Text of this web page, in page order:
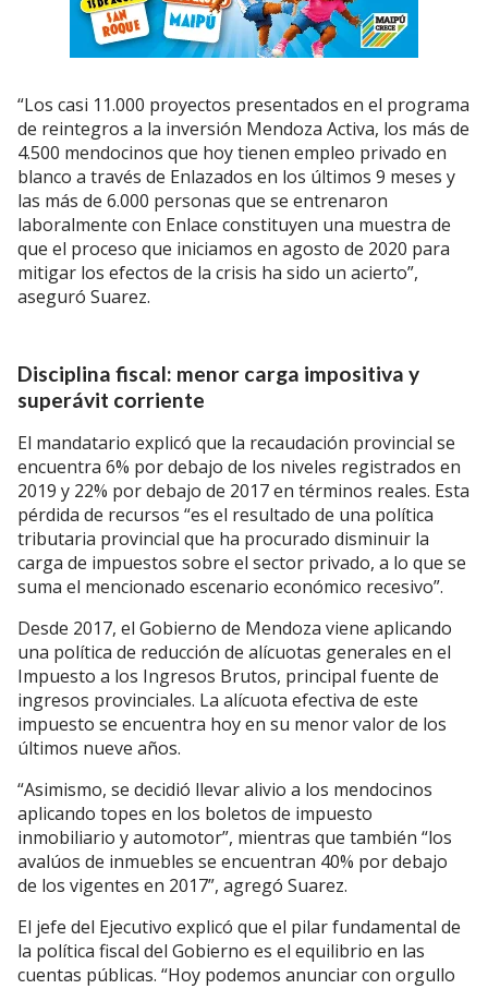
“Los casi 11.000 proyectos presentados en el programa
de reintegros a la inversión Mendoza Activa, los más de
4.500 mendocinos que hoy tienen empleo privado en
blanco a través de Enlazados en los últimos 9 meses y
las más de 6.000 personas que se entrenaron
laboralmente con Enlace constituyen una muestra de
que el proceso que iniciamos en agosto de 2020 para
mitigar los efectos de la crisis ha sido un acierto”,
aseguró Suarez.
Disciplina fiscal: menor carga impositiva y
superávit corriente
El mandatario explicó que la recaudación provincial se
encuentra 6% por debajo de los niveles registrados en
2019 y 22% por debajo de 2017 en términos reales. Esta
pérdida de recursos “es el resultado de una política
tributaria provincial que ha procurado disminuir la
carga de impuestos sobre el sector privado, a lo que se
suma el mencionado escenario económico recesivo”.
Desde 2017, el Gobierno de Mendoza viene aplicando
una política de reducción de alícuotas generales en el
Impuesto a los Ingresos Brutos, principal fuente de
ingresos provinciales. La alícuota efectiva de este
impuesto se encuentra hoy en su menor valor de los
últimos nueve años.
“Asimismo, se decidió llevar alivio a los mendocinos
aplicando topes en los boletos de impuesto
inmobiliario y automotor”, mientras que también “los
avalúos de inmuebles se encuentran 40% por debajo
de los vigentes en 2017”, agregó Suarez.
El jefe del Ejecutivo explicó que el pilar fundamental de
la política fiscal del Gobierno es el equilibrio en las
cuentas públicas. “Hoy podemos anunciar con orgullo